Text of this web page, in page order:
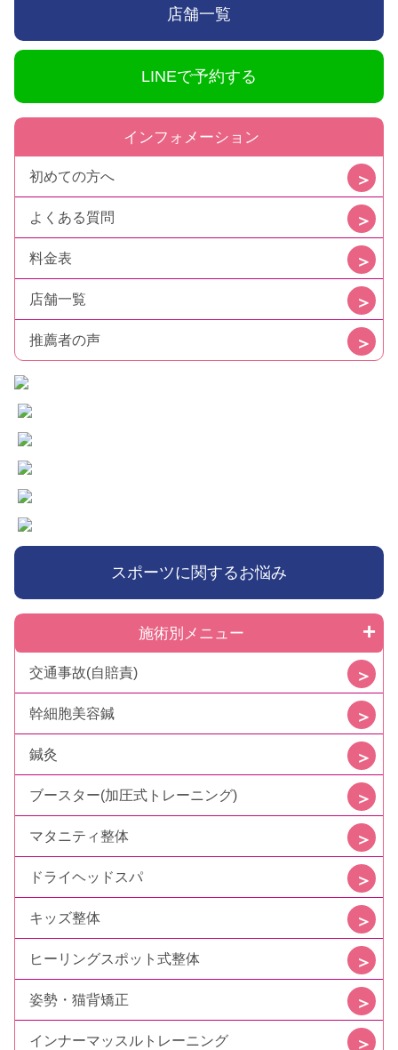
店舗一覧
LINEで予約する
インフォメーション
初めての方へ
よくある質問
料金表
店舗一覧
推薦者の声
スポーツに関するお悩み
施術別メニュー
交通事故(自賠責)
幹細胞美容鍼
鍼灸
ブースター(加圧式トレーニング)
マタニティ整体
ドライヘッドスパ
キッズ整体
ヒーリングスポット式整体
姿勢・猫背矯正
インナーマッスルトレーニング